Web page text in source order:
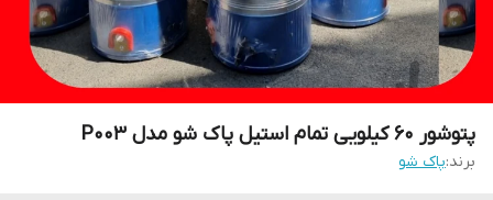
پتوشور ۶۰ کیلویی تمام استیل پاک شو مدل P003
برند:پاک شو